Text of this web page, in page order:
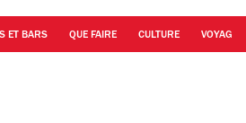
ET BARS QUE FAIRE CULTURE VOYAGE